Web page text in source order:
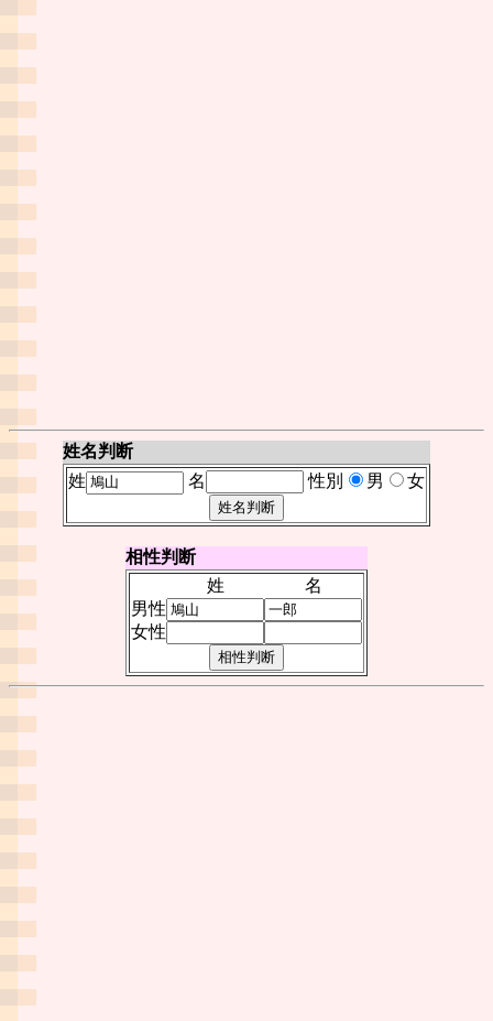
姓名判断
姓
名 性別 男 女
相性判断
姓
名
男性
女性